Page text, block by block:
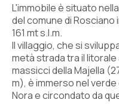
L'immobile è situato
del comune di
161 mt s.l.m.
Il villaggio, che si
metà strada tra il
massicci della Majella
m), è immerso nel
Nora e circondato da